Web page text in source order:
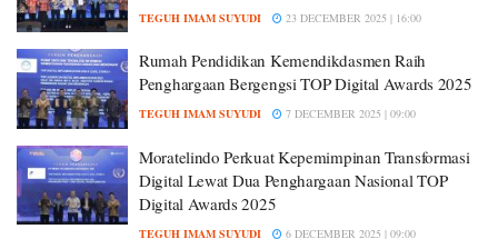
TEGUH IMAM SUYUDI 23 DECEMBER 2025 | 16:00
Rumah Pendidikan Kemendikdasmen Raih
Penghargaan Bergengsi TOP Digital Awards 2025
TEGUH IMAM SUYUDI 7 DECEMBER 2025 | 09:00
Moratelindo Perkuat Kepemimpinan Transformasi
Digital Lewat Dua Penghargaan Nasional TOP
Digital Awards 2025
TEGUH IMAM SUYUDI 6 DECEMBER 2025 | 09:00